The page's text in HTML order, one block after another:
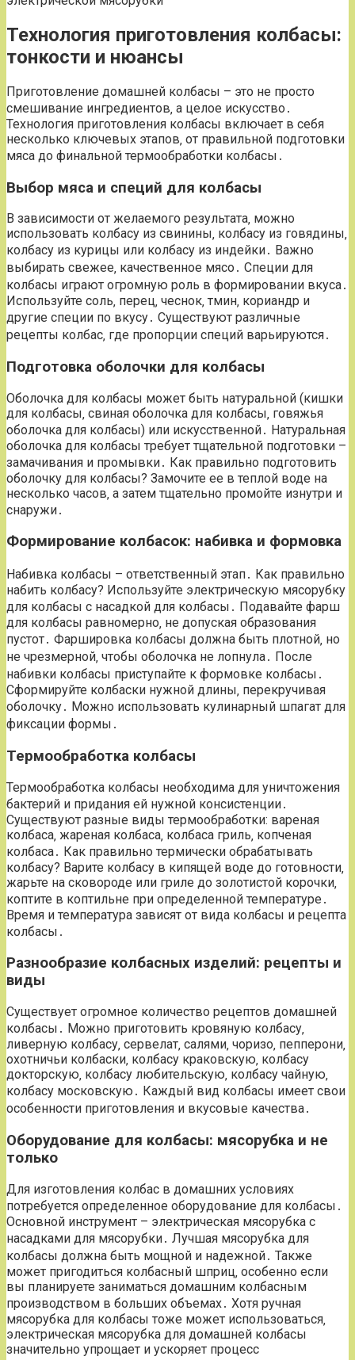
Технология приготовления колбасы:
тонкости и нюансы
Приготовление домашней колбасы – это не просто
смешивание ингредиентов‚ а целое искусство․
Технология приготовления колбасы включает в себя
несколько ключевых этапов‚ от правильной подготовки
мяса до финальной термообработки колбасы․
Выбор мяса и специй для колбасы
В зависимости от желаемого результата‚ можно
использовать колбасу из свинины‚ колбасу из говядины‚
колбасу из курицы или колбасу из индейки․ Важно
выбирать свежее‚ качественное мясо․ Специи для
колбасы играют огромную роль в формировании вкуса․
Используйте соль‚ перец‚ чеснок‚ тмин‚ кориандр и
другие специи по вкусу․ Существуют различные
рецепты колбас‚ где пропорции специй варьируются․
Подготовка оболочки для колбасы
Оболочка для колбасы может быть натуральной (кишки
для колбасы‚ свиная оболочка для колбасы‚ говяжья
оболочка для колбасы) или искусственной․ Натуральная
оболочка для колбасы требует тщательной подготовки –
замачивания и промывки․ Как правильно подготовить
оболочку для колбасы? Замочите ее в теплой воде на
несколько часов‚ а затем тщательно промойте изнутри и
снаружи․
Формирование колбасок: набивка и формовка
Набивка колбасы – ответственный этап․ Как правильно
набить колбасу? Используйте электрическую мясорубку
для колбасы с насадкой для колбасы․ Подавайте фарш
для колбасы равномерно‚ не допуская образования
пустот․ Фаршировка колбасы должна быть плотной‚ но
не чрезмерной‚ чтобы оболочка не лопнула․ После
набивки колбасы приступайте к формовке колбасы․
Сформируйте колбаски нужной длины‚ перекручивая
оболочку․ Можно использовать кулинарный шпагат для
фиксации формы․
Термообработка колбасы
Термообработка колбасы необходима для уничтожения
бактерий и придания ей нужной консистенции․
Существуют разные виды термообработки: вареная
колбаса‚ жареная колбаса‚ колбаса гриль‚ копченая
колбаса․ Как правильно термически обрабатывать
колбасу? Варите колбасу в кипящей воде до готовности‚
жарьте на сковороде или гриле до золотистой корочки‚
коптите в коптильне при определенной температуре․
Время и температура зависят от вида колбасы и рецепта
колбасы․
Разнообразие колбасных изделий: рецепты и
виды
Существует огромное количество рецептов домашней
колбасы․ Можно приготовить кровяную колбасу‚
ливерную колбасу‚ сервелат‚ салями‚ чоризо‚ пепперони‚
охотничьи колбаски‚ колбасу краковскую‚ колбасу
докторскую‚ колбасу любительскую‚ колбасу чайную‚
колбасу московскую․ Каждый вид колбасы имеет свои
особенности приготовления и вкусовые качества․
Оборудование для колбасы: мясорубка и не
только
Для изготовления колбас в домашних условиях
потребуется определенное оборудование для колбасы․
Основной инструмент – электрическая мясорубка с
насадками для мясорубки․ Лучшая мясорубка для
колбасы должна быть мощной и надежной․ Также
может пригодиться колбасный шприц‚ особенно если
вы планируете заниматься домашним колбасным
производством в больших объемах․ Хотя ручная
мясорубка для колбасы тоже может использоваться‚
электрическая мясорубка для домашней колбасы
значительно упрощает и ускоряет процесс